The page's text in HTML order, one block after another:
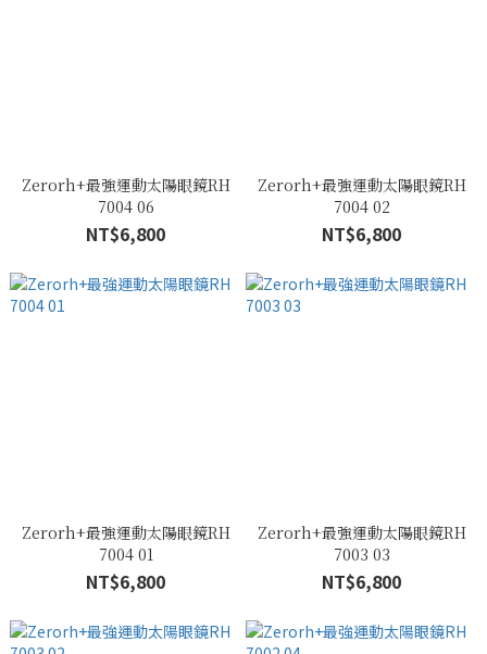
Zerorh+最強運動太陽眼鏡RH
7004 06
NT$6,800
Zerorh+最強運動太陽眼鏡RH
7004 02
NT$6,800
Zerorh+最強運動太陽眼鏡RH
7004 01
NT$6,800
Zerorh+最強運動太陽眼鏡RH
7003 03
NT$6,800